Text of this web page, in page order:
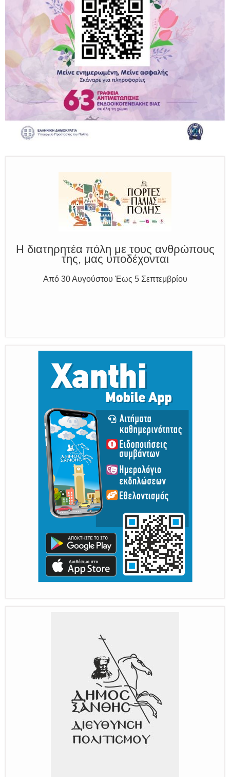
της, μας υποδέχονται
Παραμένουμε Προσεκτικοί
Καλούμε Άμεσα την Πυροσβεστική στο 199 ή στο 112
και δίνουμε σαφείς πληροφορίες